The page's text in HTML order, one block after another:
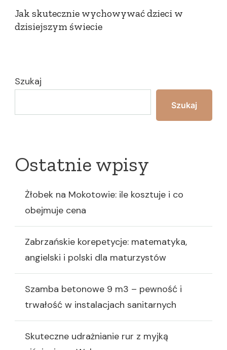
Jak skutecznie wychowywać dzieci w
dzisiejszym świecie
Szukaj
Szukaj
Ostatnie wpisy
Żłobek na Mokotowie: ile kosztuje i co
obejmuje cena
Zabrzańskie korepetycje: matematyka,
angielski i polski dla maturzystów
Szamba betonowe 9 m3 – pewność i
trwałość w instalacjach sanitarnych
Skuteczne udrażnianie rur z myjką